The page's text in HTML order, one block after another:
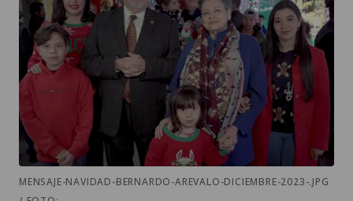
MENSAJE-NAVIDAD-BERNARDO-AREVALO-DICIEMBRE-2023-.JPG